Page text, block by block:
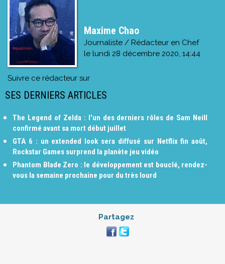
Maxime Chao
Journaliste / Rédacteur en Chef
le lundi 28 décembre 2020, 14:44
Suivre ce rédacteur sur
SES DERNIERS ARTICLES
The Legend of Zelda : l'un des derniers rôles de Sam Neill
confirmé avant sa mort début juillet
GTA 6 : un extended look sera diffusé sur Netflix fin août,
Rockstar Games surprend la planète jeu vidéo
Phantom Blade Zero : le développement est bouclé, rendez-
vous la semaine prochaine pour du très lourd
Partagez